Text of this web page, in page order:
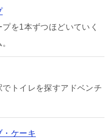
プを1本ずつほどいていく
でトイレを探すアドベンチ
・ケーキ